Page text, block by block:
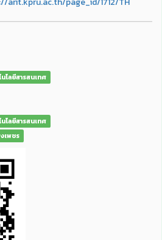
โลยีสารสนเทศ
โลยีสารสนเทศ
เพชร